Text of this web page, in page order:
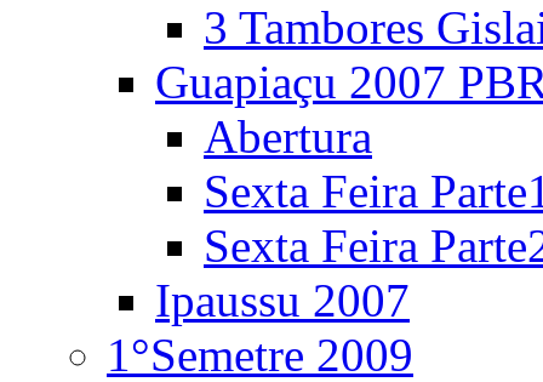
3 Tambores
Guapiaçu 2007
Abertura
Sexta Feira
Sexta Feira
Ipaussu 2007
1°Semetre 2009